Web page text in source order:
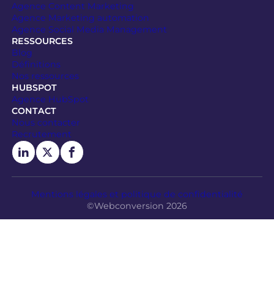
Agence Content Marketing
Agence Marketing automation
Agence Social Media Management
RESSOURCES
Blog
Définitions
Nos ressources
HUBSPOT
Agence HubSpot
CONTACT
Nous contacter
Recrutement
Mentions légales et politique de confidentialité
©Webconversion 2026